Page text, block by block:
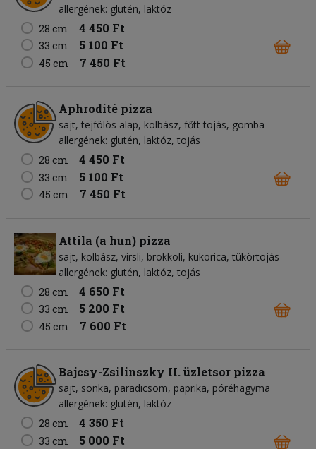
allergének: glutén, laktóz
28 cm
4 450 Ft
33 cm 5 100 Ft
45 cm 7 450 Ft
Aphrodité pizza
sajt tejfölös alap kolbász főtt tojás gomba
allergének: glutén, laktóz, tojás
28 cm
4 450 Ft
33 cm 5 100 Ft
45 cm 7 450 Ft
Attila (a hun) pizza
sajt kolbász virsli brokkoli kukorica tükörtojás
allergének: glutén, laktóz, tojás
28 cm
4 650 Ft
33 cm 5 200 Ft
45 cm 7 600 Ft
Bajcsy-Zsilinszky II. üzletsor pizza
sajt sonka paradicsom paprika póréhagyma
allergének: glutén, laktóz
28 cm
4 350 Ft
33 cm 5 000 Ft